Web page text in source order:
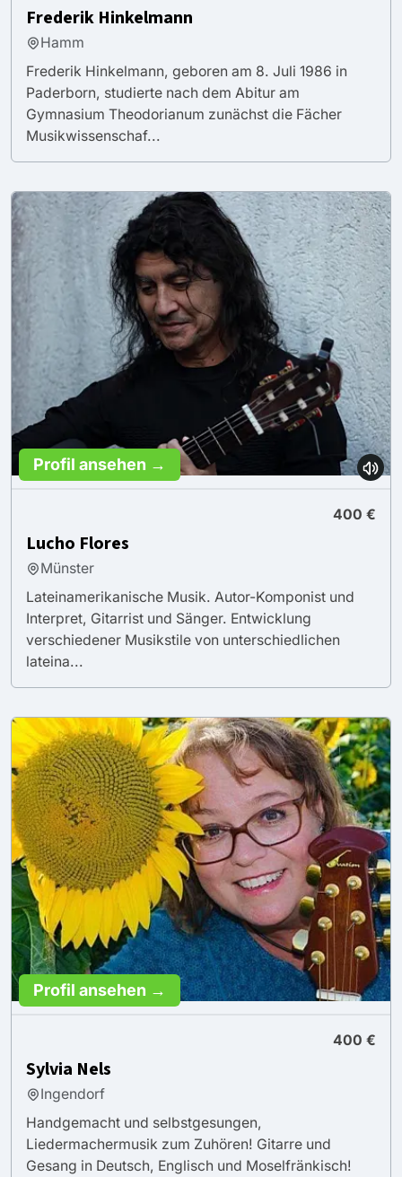
Frederik Hinkelmann
Hamm
Frederik Hinkelmann, geboren am 8. Juli 1986 in
Paderborn, studierte nach dem Abitur am
Gymnasium Theodorianum zunächst die Fächer
Musikwissenschaf...
Profil ansehen →
400 €
Lucho Flores
Münster
Lateinamerikanische Musik. Autor-Komponist und
Interpret, Gitarrist und Sänger. Entwicklung
verschiedener Musikstile von unterschiedlichen
lateina...
Profil ansehen →
400 €
Sylvia Nels
Ingendorf
Handgemacht und selbstgesungen,
Liedermachermusik zum Zuhören! Gitarre und
Gesang in Deutsch, Englisch und Moselfränkisch!